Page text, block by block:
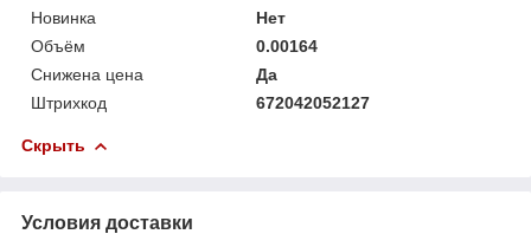
Новинка
Нет
Объём
0.00164
Снижена цена
Да
Штрихкод
672042052127
Скрыть
Условия доставки